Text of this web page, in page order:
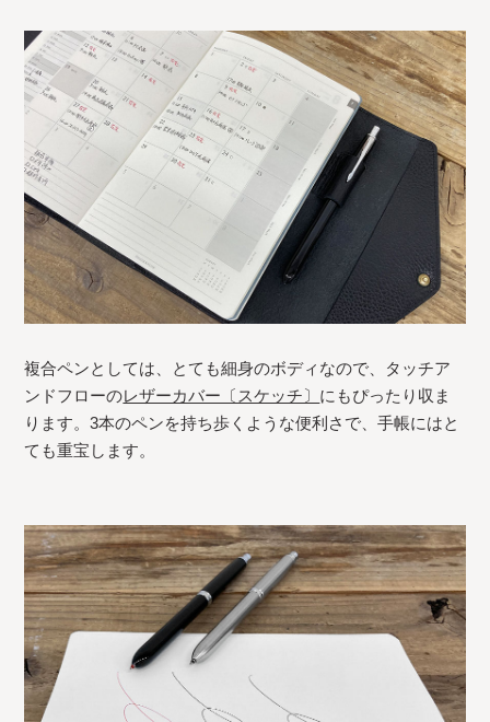
複合ペンとしては、とても細身のボディなので、タッチア
ンドフローのレザーカバー〔スケッチ〕 にもぴったり収ま
ります。3本のペンを持ち歩くような便利さで、手帳にはと
ても重宝します。